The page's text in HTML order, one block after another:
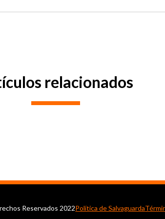
relacionados
Reservados 2022Política de Salvaguarda